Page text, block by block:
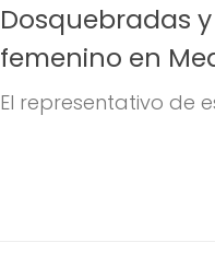
Dosquebradas
femenino en
El representativo de